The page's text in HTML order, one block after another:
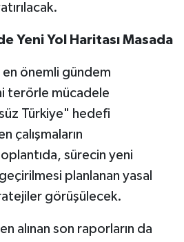
Yeni Yol Haritası Masada
en önemli gündem
terörle mücadele
Türkiye" hedefi
çalışmaların
sürecin yeni
planlanan yasal
görüşülecek.
alınan son raporların da